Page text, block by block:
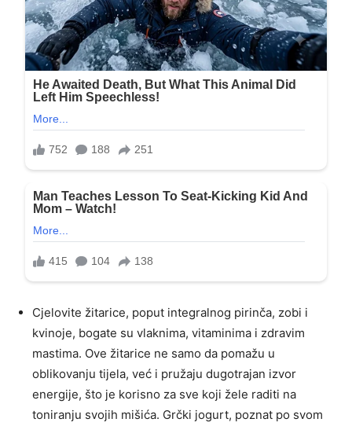
Cjelovite žitarice, poput integralnog pirinča, zobi i
kvinoje, bogate su vlaknima, vitaminima i zdravim
mastima. Ove žitarice ne samo da pomažu u
oblikovanju tijela, već i pružaju dugotrajan izvor
energije, što je korisno za sve koji žele raditi na
toniranju svojih mišića. Grčki jogurt, poznat po svom